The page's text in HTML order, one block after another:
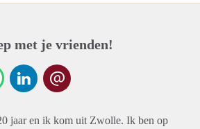
met je vrienden!
jaar en ik kom uit Zwolle. Ik ben op